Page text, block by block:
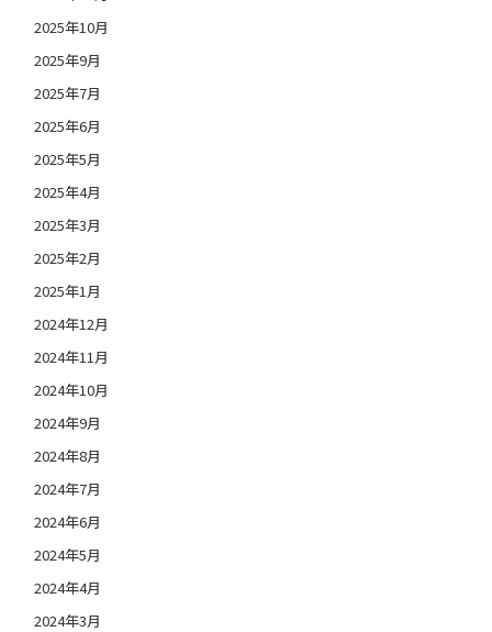
2025年10月
2025年9月
2025年7月
2025年6月
2025年5月
2025年4月
2025年3月
2025年2月
2025年1月
2024年12月
2024年11月
2024年10月
2024年9月
2024年8月
2024年7月
2024年6月
2024年5月
2024年4月
2024年3月